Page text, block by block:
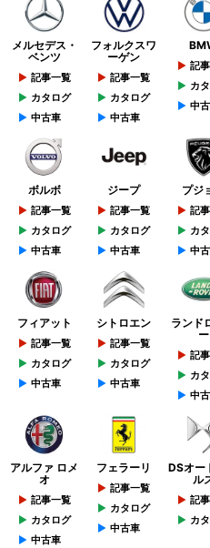
メルセデス・
ベンツ
記事一覧
カタログ
中古車
フォルクスワ
ーゲン
記事一覧
カタログ
中古車
記
カ
中
ボルボ
記事一覧
カタログ
中古車
ジープ
記事一覧
カタログ
中古車
プジ
記
カ
中
フィアット
記事一覧
カタログ
中古車
シトロエン
記事一覧
カタログ
中古車
ランド
ー
記
カ
中
アルファ ロメ
オ
記事一覧
カタログ
中古車
フェラーリ
記事一覧
カタログ
中古車
DSオー
ル
記
カ